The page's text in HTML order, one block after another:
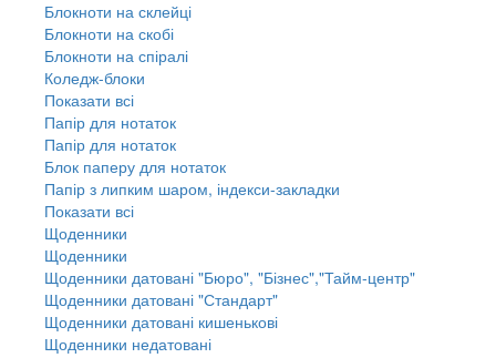
Блокноти на склейці
Блокноти на скобі
Блокноти на спіралі
Коледж-блоки
Показати всі
Папір для нотаток
Папір для нотаток
Блок паперу для нотаток
Папір з липким шаром, індекси-закладки
Показати всі
Щоденники
Щоденники
Щоденники датовані "Бюро", "Бізнес","Тайм-центр"
Щоденники датовані "Стандарт"
Щоденники датовані кишенькові
Щоденники недатовані